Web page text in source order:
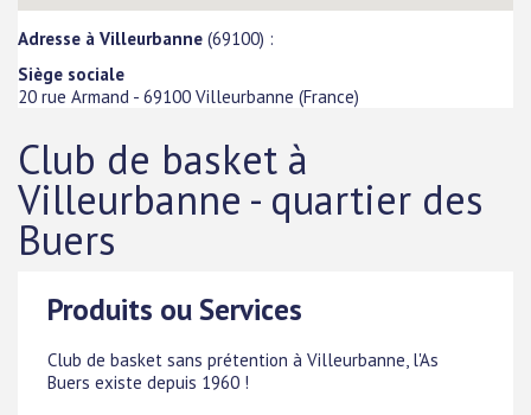
Adresse à Villeurbanne (69100) :
Siège sociale
20 rue Armand - 69100 Villeurbanne (France)
Club de basket à
Villeurbanne - quartier des
Buers
Produits ou Services
Club de basket sans prétention à Villeurbanne, l'As
Buers existe depuis 1960 !